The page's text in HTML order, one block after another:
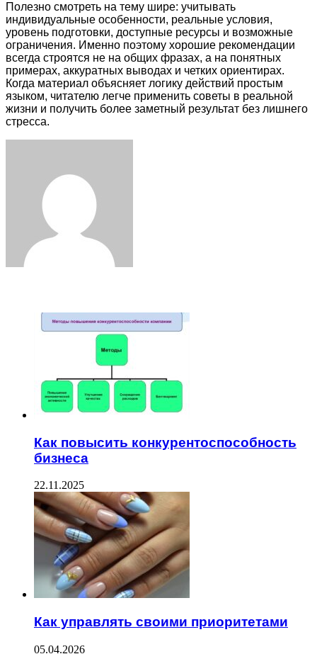
Полезно смотреть на тему шире: учитывать
индивидуальные особенности, реальные условия,
уровень подготовки, доступные ресурсы и возможные
ограничения. Именно поэтому хорошие рекомендации
всегда строятся не на общих фразах, а на понятных
примерах, аккуратных выводах и четких ориентирах.
Когда материал объясняет логику действий простым
языком, читателю легче применить советы в реальной
жизни и получить более заметный результат без лишнего
стресса.
Как повысить конкурентоспособность
бизнеса
22.11.2025
Как управлять своими приоритетами
05.04.2026